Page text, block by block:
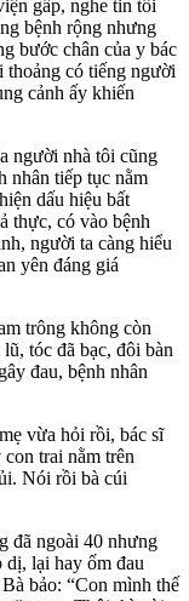
gấp, nghe tin tôi
bệnh rộng nhưng
bước chân của y bác
thoảng có tiếng người
cảnh ấy khiến
người nhà tôi cũng
nhân tiếp tục nằm
dấu hiệu bất
thực, có vào bệnh
người ta càng hiểu
yên đáng giá
trông không còn
tóc đã bạc, đôi bàn
đau, bệnh nhân
vừa hỏi rồi, bác sĩ
trai nằm trên
Nói rồi bà cúi
đã ngoài 40 nhưng
dị, lại hay ốm đau
bảo: “Con mình thế